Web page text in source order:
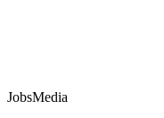
JobsMedia